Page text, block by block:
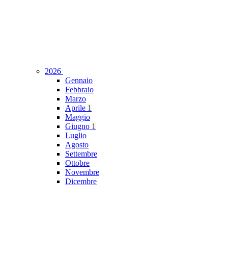
2026
Gennaio
Febbraio
Marzo
Aprile 1
Maggio
Giugno 1
Luglio
Agosto
Settembre
Ottobre
Novembre
Dicembre